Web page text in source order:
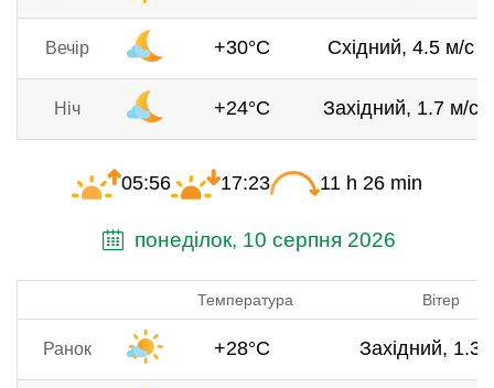
Вечір +30°C Східний, 4.5 м/с
Ніч +24°C Західний, 1.7 м/с
05:56 17:23 11 h 26 min
понеділок, 10 серпня 2026
Температура Вітер
Ранок +28°C Західний, 1.3